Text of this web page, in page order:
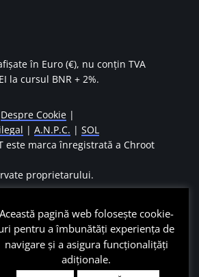
în Euro (€), nu conțin TVA
la cursul BNR + 2%.
Despre Cookie |
| A.N.P.C. | SOL
este marca înregistrată a Chroot
proprietarului.
Această pagină web folosește cookie-
pentru a îmbunătăți experiența de
navigare și a asigura funcționalițăți
adiționale.